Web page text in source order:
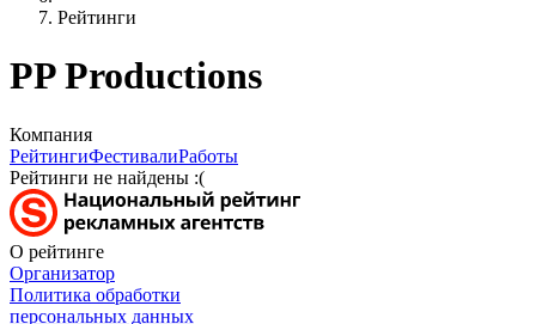
Рейтинги
PP Productions
Компания
РейтингиФестивалиРаботы
Рейтинги не найдены :(
О рейтинге
Организатор
Политика обработки
персональных данных